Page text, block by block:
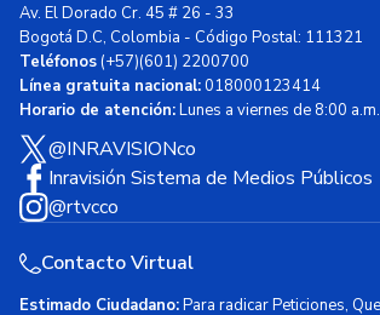
Av. El Dorado Cr. 45 # 26 - 33
Bogotá D.C, Colombia - Código Postal: 111321
Teléfonos(+57)(601) 2200700
Línea gratuita nacional:018000123414
Horario de atención:Lunes a viernes de 8:00
@INRAVISIONco
Inravisión Sistema de Medios Públicos
@rtvcco
Contacto Virtual
Estimado Ciudadano:Para radicar Peticiones,